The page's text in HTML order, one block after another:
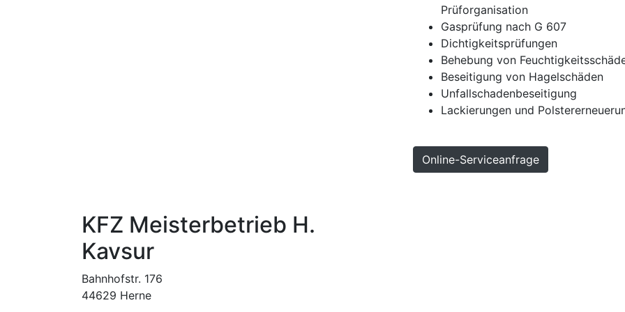
Prüforganisation
Gasprüfung nach G 607
Dichtigkeitsprüfungen
Behebung von
Beseitigung von Hagelschäden
Unfallschadenbeseitigung
Lackierungen und
Online-Serviceanfrage
KFZ Meisterbetrieb H.
Kavsur
Bahnhofstr. 176
44629 Herne